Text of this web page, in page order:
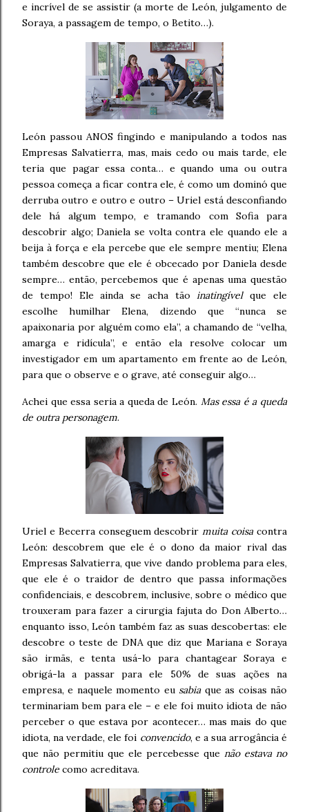
e incrível de se assistir (a morte de León, julgamento de
Soraya, a passagem de tempo, o Betito…).
León passou ANOS fingindo e manipulando a todos nas
Empresas Salvatierra, mas, mais cedo ou mais tarde, ele
teria que pagar essa conta… e quando uma ou outra
pessoa começa a ficar contra ele, é como um dominó que
derruba outro e outro e outro – Uriel está desconfiando
dele há algum tempo, e tramando com Sofia para
descobrir algo; Daniela se volta contra ele quando ele a
beija à força e ela percebe que ele sempre mentiu; Elena
também descobre que ele é obcecado por Daniela desde
sempre… então, percebemos que é apenas uma questão
de tempo! Ele ainda se acha tãoinatingívelque ele
escolhe humilhar Elena, dizendo que “nunca se
apaixonaria por alguém como ela”, a chamando de “velha,
amarga e ridícula”, e então ela resolve colocar um
investigador em um apartamento em frente ao de León,
para que o observe e o grave, até conseguir algo…
Achei que essa seria a queda de León. Mas essa é a queda
de outra personagem.
Uriel e Becerra conseguem descobrirmuita coisacontra
León: descobrem que ele é o dono da maior rival das
Empresas Salvatierra, que vive dando problema para eles,
que ele é o traidor de dentro que passa informações
confidenciais, e descobrem, inclusive, sobre o médico que
trouxeram para fazer a cirurgia fajuta do Don Alberto…
enquanto isso, León também faz as suas descobertas: ele
descobre o teste de DNA que diz que Mariana e Soraya
são irmãs, e tenta usá-lo para chantagear Soraya e
obrigá-la a passar para ele 50% de suas ações na
empresa, e naquele momento eu sabiaque as coisas não
terminariam bem para ele – e ele foi muito idiota de não
perceber o que estava por acontecer… mas mais do que
idiota, na verdade, ele foi convencido, e a sua arrogância é
que não permitiu que ele percebesse que não estava no
controle como acreditava.